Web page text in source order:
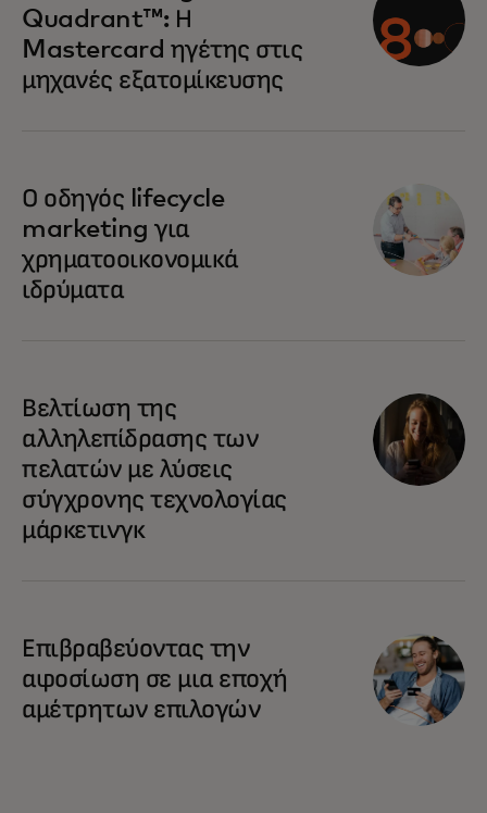
Quadrant™: Η
Mastercard ηγέτης στις
μηχανές εξατομίκευσης
Ο οδηγός lifecycle
marketing για
χρηματοοικονομικά
ιδρύματα
Βελτίωση της
αλληλεπίδρασης των
πελατών με λύσεις
σύγχρονης τεχνολογίας
μάρκετινγκ
Επιβραβεύοντας την
αφοσίωση σε μια εποχή
αμέτρητων επιλογών